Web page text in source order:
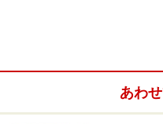
なぜ韓国に興味を持っ
韓国の印象を語ろう
あわ